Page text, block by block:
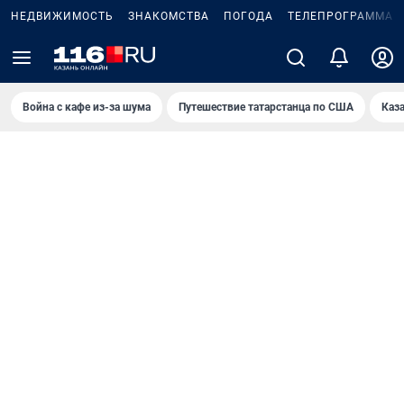
НЕДВИЖИМОСТЬ ЗНАКОМСТВА ПОГОДА ТЕЛЕПРОГРАММА
Война с кафе из-за шума Путешествие татарстанца по США